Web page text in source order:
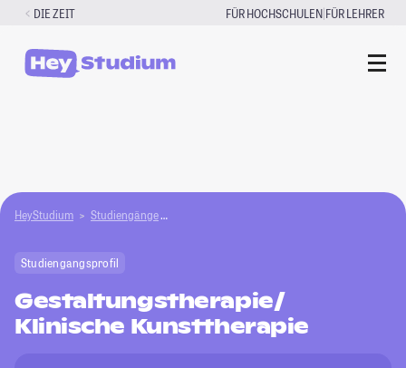
Zum
springen
DIE ZEIT FÜR HOCHSCHULEN|FÜR LEHRER
HeyStudium Studiengänge
Studiengangsprofil
Gestaltungstherapie/
Klinische Kunsttherapie